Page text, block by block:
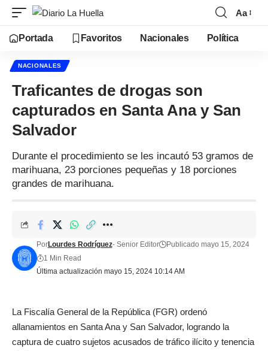
Aa
Portada Favoritos Nacionales Política
NACIONALES
Traficantes de drogas son
capturados en Santa Ana y San
Salvador
Durante el procedimiento se les incautó 53 gramos de
marihuana, 23 porciones pequeñas y 18 porciones
grandes de marihuana.
Última actualización mayo 15, 2024 10:14 AM
PorLourdes Rodríguez- Senior Editor
Publicado mayo 15, 2024
1 Min Read
La Fiscalía General de la República (FGR) ordenó
allanamientos en Santa Ana y San Salvador, logrando la
captura de cuatro sujetos acusados de tráfico ilícito y tenencia